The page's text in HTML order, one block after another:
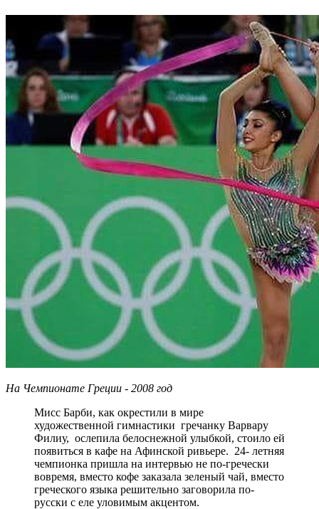
На Чемпионате Греции - 2008 год
Мисс Барби, как окрестили в мире
художественной гимнастики гречанку Варвару
Филиу, ослепила белоснежной улыбкой, стоило ей
появиться в кафе на Афинской ривьере. 24- летняя
чемпионка пришла на интервью не по-гречески
вовремя, вместо кофе заказала зеленый чай, вместо
греческого языка решительно заговорила по-
русски с еле уловимым акцентом.